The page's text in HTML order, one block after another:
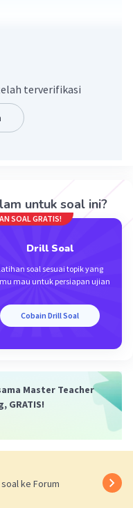
terverifikasi
untuk soal ini?
SOAL GRATIS!
Drill Soal
soal sesuai topik yang
mau untuk persiapan ujian
Cobain Drill Soal
Master Teacher
GRATIS!
ke Forum